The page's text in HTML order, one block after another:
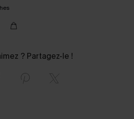
? Partagez-le !